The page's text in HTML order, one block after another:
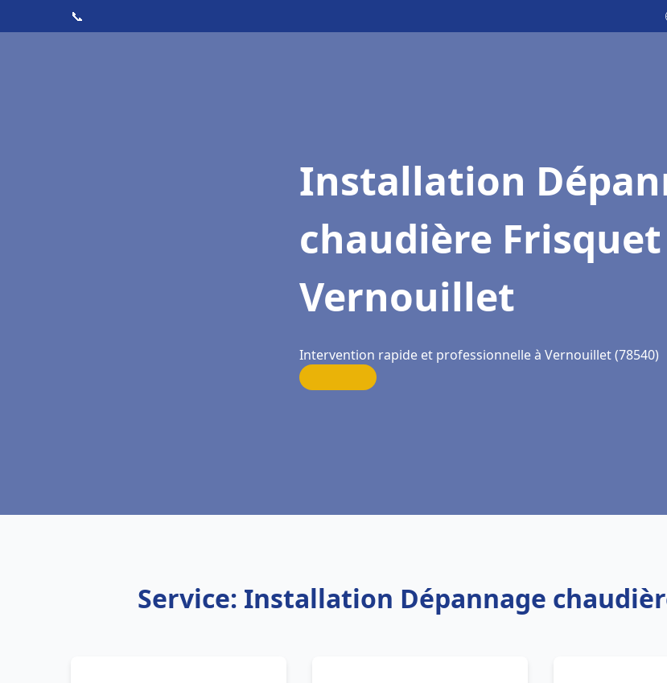
📞
Installation
chaudière Frisquet
Vernouillet
Intervention rapide et professionnelle à Vernouillet (78540)
Service: Installation Dépannage